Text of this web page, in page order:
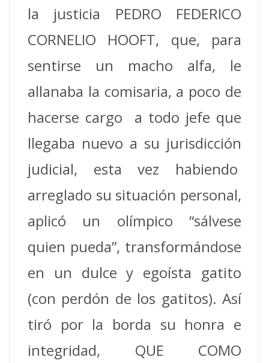
la justicia PEDRO FEDERICO
CORNELIO HOOFT, que, para
sentirse un macho alfa, le
allanaba la comisaria, a poco de
hacerse cargo a todo jefe que
llegaba nuevo a su jurisdicción
judicial, esta vez habiendo
arreglado su situación personal,
aplicó un olímpico “sálvese
quien pueda”, transformándose
en un dulce y egoísta gatito
(con perdón de los gatitos). Así
tiró por la borda su honra e
integridad, QUE COMO